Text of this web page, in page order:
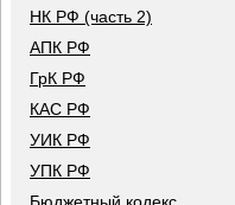
НК РФ (часть 2)
АПК РФ
ГрК РФ
КАС РФ
УИК РФ
УПК РФ